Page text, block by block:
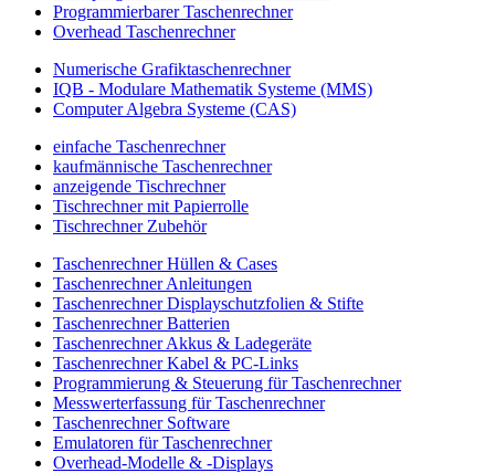
Programmierbarer Taschenrechner
Overhead Taschenrechner
Numerische Grafiktaschenrechner
IQB - Modulare Mathematik Systeme (MMS)
Computer Algebra Systeme (CAS)
einfache Taschenrechner
kaufmännische Taschenrechner
anzeigende Tischrechner
Tischrechner mit Papierrolle
Tischrechner Zubehör
Taschenrechner Hüllen & Cases
Taschenrechner Anleitungen
Taschenrechner Displayschutzfolien & Stifte
Taschenrechner Batterien
Taschenrechner Akkus & Ladegeräte
Taschenrechner Kabel & PC-Links
Programmierung & Steuerung für Taschenrechner
Messwerterfassung für Taschenrechner
Taschenrechner Software
Emulatoren für Taschenrechner
Overhead-Modelle & -Displays